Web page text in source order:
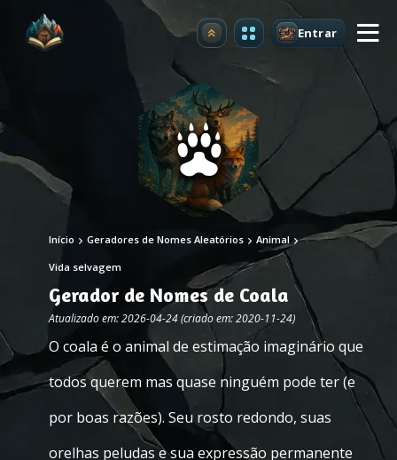
Atualizar Entrar
Início Geradores de Nomes Aleatórios Animal
Vida selvagem
Gerador de Nomes de Coala
Atualizado em: 2026-04-24 (criado em: 2020-11-24)
O coala é o animal de estimação imaginário que
todos querem mas quase ninguém pode ter (e
por boas razões). Seu rosto redondo, suas
orelhas peludas e sua expressão permanente